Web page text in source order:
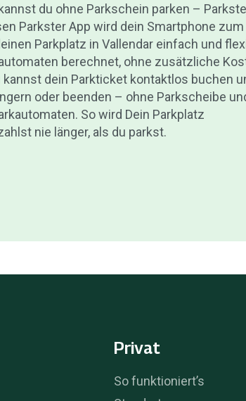
du ohne Parkschein parken –
Parkster App wird dein Smartphone zum
Parkplatz in Vallendar einfach und
berechnet, ohne zusätzliche
kannst dein Parkticket kontaktlos buchen
oder beenden – ohne Parkscheibe
So wird Dein Parkplatz
nie länger, als du parkst.
Privat
So funktioniert’s